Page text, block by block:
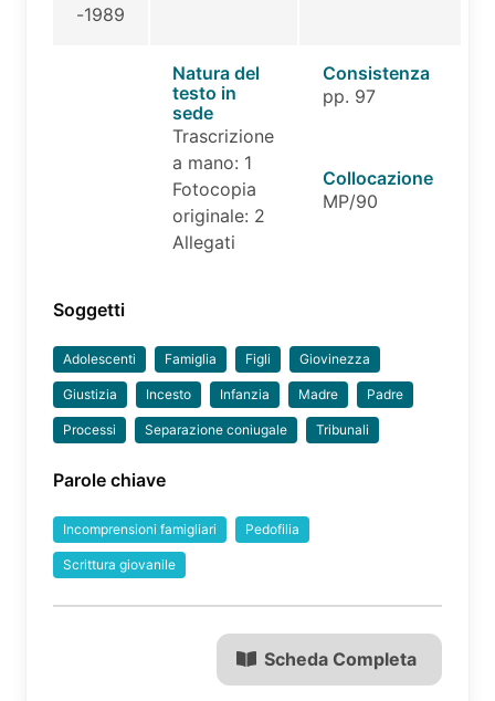
-1989
Natura del
testo in
sede
Trascrizione
a mano: 1
Fotocopia
originale: 2
Allegati
Consistenza
pp. 97
Collocazione
MP/90
Soggetti
Adolescenti Famiglia Figli Giovinezza
Giustizia Incesto Infanzia Madre Padre
Processi Separazione coniugale Tribunali
Parole chiave
Incomprensioni famigliari Pedofilia
Scrittura giovanile
Scheda Completa